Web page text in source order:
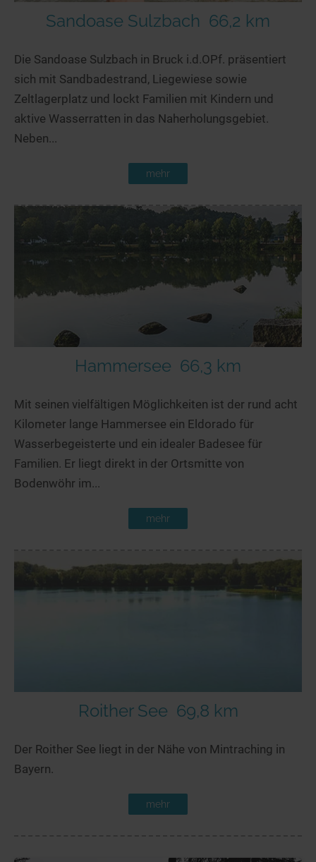
Sandoase Sulzbach 66,2 km
Die Sandoase Sulzbach in Bruck i.d.OPf. präsentiert
sich mit Sandbadestrand, Liegewiese sowie
Zeltlagerplatz und lockt Familien mit Kindern und
aktive Wasserratten in das Naherholungsgebiet.
Neben...
mehr
Hammersee 66,3 km
Mit seinen vielfältigen Möglichkeiten ist der rund acht
Kilometer lange Hammersee ein Eldorado für
Wasserbegeisterte und ein idealer Badesee für
Familien. Er liegt direkt in der Ortsmitte von
Bodenwöhr im...
mehr
Roither See 69,8 km
Der Roither See liegt in der Nähe von Mintraching in
Bayern.
mehr